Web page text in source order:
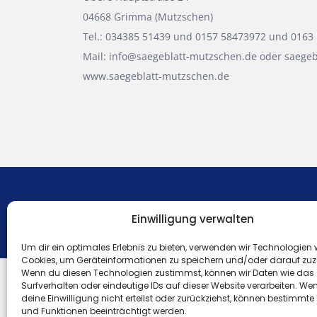
Einwilligung verwalten
Um dir ein optimales Erlebnis zu bieten, verwenden wir Technologien
Cookies, um Geräteinformationen zu speichern und/oder darauf
Wenn du diesen Technologien zustimmst, können wir Daten wie das
Surfverhalten oder eindeutige IDs auf dieser Website verarbeiten.
deine Einwilligung nicht erteilst oder zurückziehst, können bestimmte
und Funktionen beeinträchtigt werden.
04668 Grimma (Mutzschen)
Tel.: 034385 51439 und 0157 58473972 und 0163
Mail: info@saegeblatt-mutzschen.de oder
www.saegeblatt-mutzschen.de